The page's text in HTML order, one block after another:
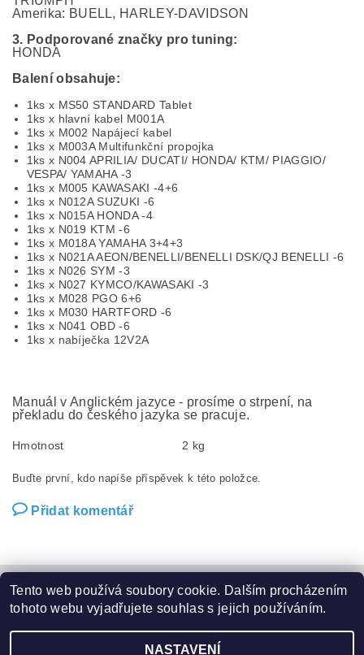
Amerika: BUELL, HARLEY-DAVIDSON
3. Podporované značky pro tuning:
HONDA
Balení obsahuje:
1ks x MS50 STANDARD Tablet
1ks x hlavní kabel M001A
1ks x M002 Napájecí kabel
1ks x M003A Multifunkční propojka
1ks x N004 APRILIA/ DUCATI/ HONDA/ KTM/ PIAGGIO/
VESPA/ YAMAHA -3
1ks x M005 KAWASAKI -4+6
1ks x N012A SUZUKI -6
1ks x N015A HONDA -4
1ks x N019 KTM -6
1ks x M018A YAMAHA 3+4+3
1ks x N021A AEON/BENELLI/BENELLI DSK/QJ BENELLI -6
1ks x N026 SYM -3
1ks x N027 KYMCO/KAWASAKI -3
1ks x M028 PGO 6+6
1ks x M030 HARTFORD -6
1ks x N041 OBD -6
1ks x nabíječka 12V2A
Manuál v Anglickém jazyce - prosíme o strpení, na
překladu do českého jazyka se pracuje.
Hmotnost 2 kg
Buďte první, kdo napíše příspěvek k této položce.
Přidat komentář
Obchodní podmínky | GDPR | Reklamační řád |
Formulář pro odstoupení od smlouvy | Reklamační formulář
Tento web používá soubory cookie. Dalším procházením
tohoto webu vyjadřujete souhlas s jejich používáním.
NASTAVENÍ